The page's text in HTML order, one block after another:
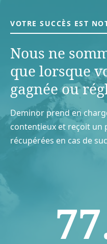
VOTRE SUCCÈS EST
Nous ne
que lorsque
gagnée ou
Deminor prend en
contentieux et reçoit un
récupérées en cas de